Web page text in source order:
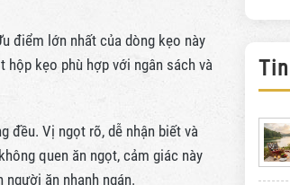
điểm lớn nhất của dòng kẹo này
hộp kẹo phù hợp với ngân sách và
đều. Vị ngọt rõ, dễ nhận biết và
quen ăn ngọt, cảm giác này
ăn nhanh ngán.